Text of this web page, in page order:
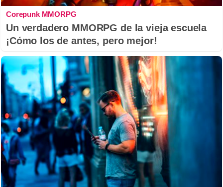
Corepunk MMORPG
Un verdadero MMORPG de la vieja escuela
¡Cómo los de antes, pero mejor!